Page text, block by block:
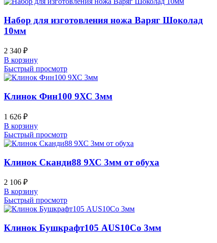
Набор для изготовления ножа Варяг Шоколад
10мм
2 340 ₽
В корзину
Быстрый просмотр
Клинок Фин100 9ХС 3мм
1 626 ₽
В корзину
Быстрый просмотр
Клинок Сканди88 9ХС 3мм от обуха
2 106 ₽
В корзину
Быстрый просмотр
Клинок Бушкрафт105 AUS10Co 3мм